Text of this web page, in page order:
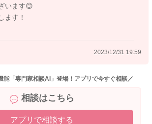
とでもyuuさんのゆっくりとした時間を設け
います😊
ます！
2023/12/31 19:59
能「専門家相談AI」登場！アプリで今すぐ相談／
相談はこちら
アプリで相談する